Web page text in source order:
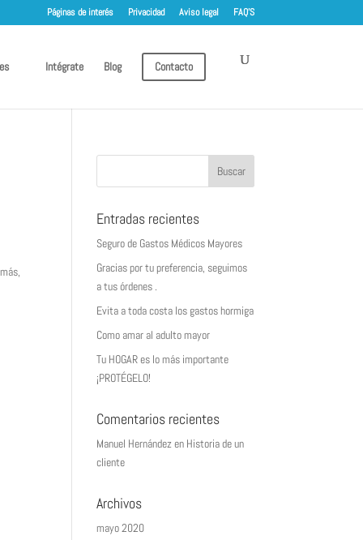
Páginas de interés Privacidad Aviso legal FAQ’S
Intégrate Blog Contacto
Entradas recientes
Seguro de Gastos Médicos Mayores
Gracias por tu preferencia, seguimos
a tus órdenes .
Evita a toda costa los gastos hormiga
Como amar al adulto mayor
Tu HOGAR es lo más importante
¡PROTÉGELO!
Comentarios recientes
Manuel Hernándezen Historia de un
cliente
Archivos
mayo 2020